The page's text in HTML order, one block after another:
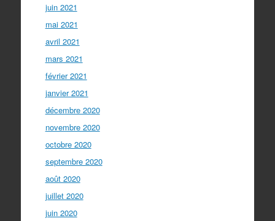
juin 2021
mai 2021
avril 2021
mars 2021
février 2021
janvier 2021
décembre 2020
novembre 2020
octobre 2020
septembre 2020
août 2020
juillet 2020
juin 2020